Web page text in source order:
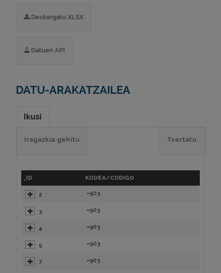
Deskargatu XLSX
Datuen API
DATU-ARAKATZAILEA
Ikusi
Txertatu
Iragazkia gehitu
_ID KODEA/CODIGO
2 =903
3 =903
4 =903
5 =903
7 =903